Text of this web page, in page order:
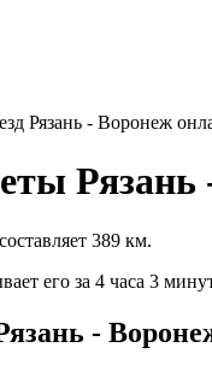
Рязань - Воронеж
Рязань
389 км.
его за 4 часа 3
-